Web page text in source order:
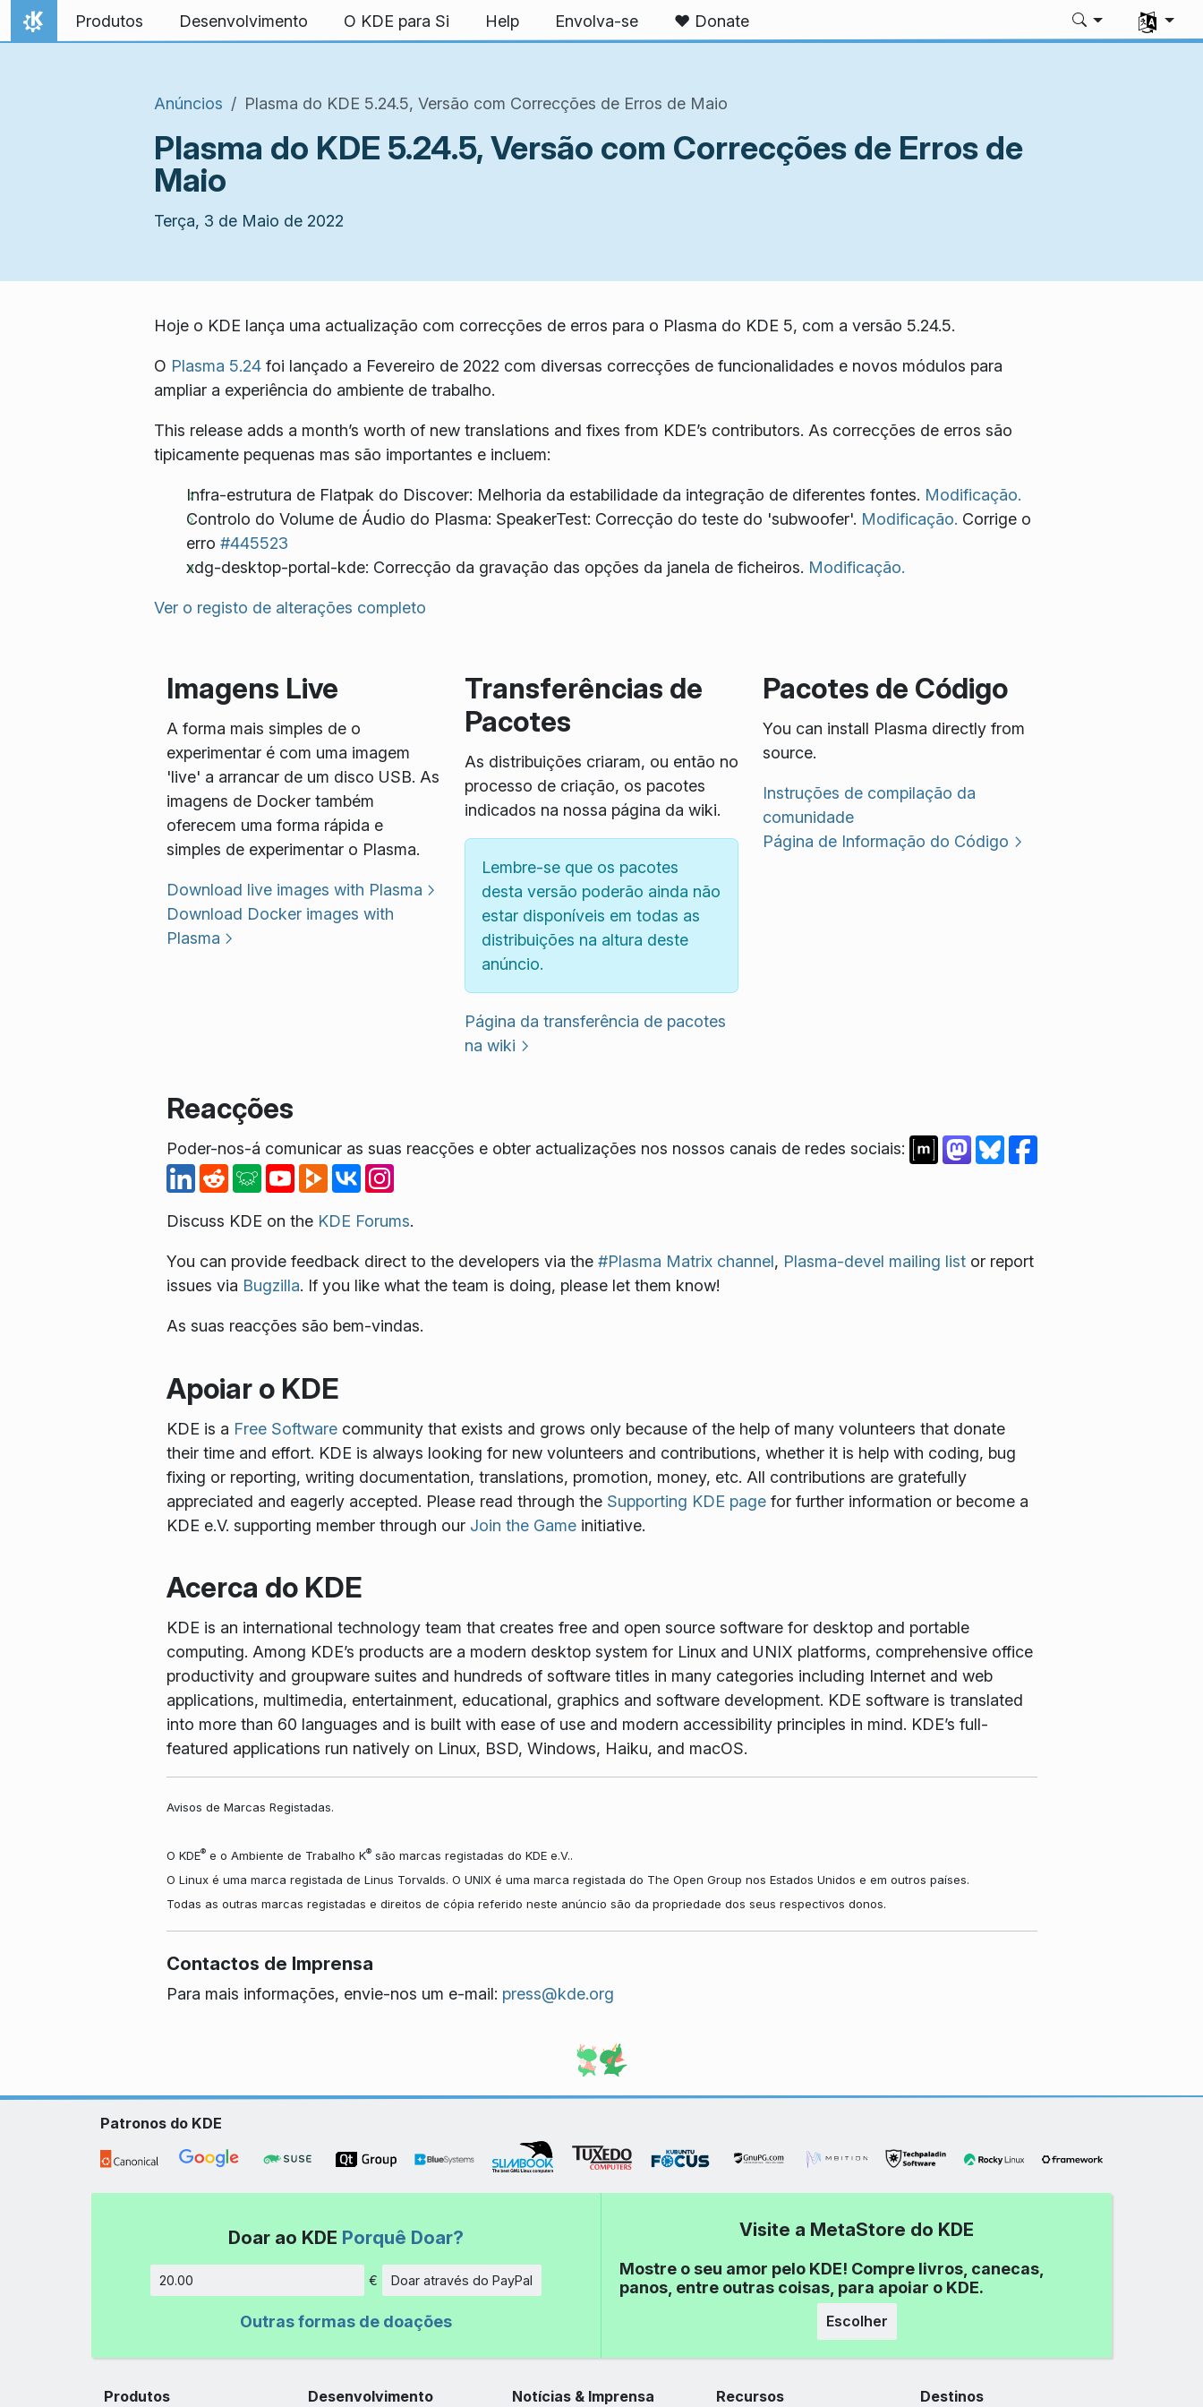
Ir para o conteúdo
Início
Produtos Desenvolvimento O KDE para Si Help Envolva-se ❤️ Donate
Anúncios Plasma do KDE 5.24.5, Versão com Correcções de Erros de Maio
Plasma do KDE 5.24.5, Versão com Correcções de Erros de
Maio
Terça, 3 de Maio de 2022
Hoje o KDE lança uma actualização com correcções de erros para o Plasma do KDE 5, com a versão 5.24.5.
O Plasma 5.24 foi lançado a Fevereiro de 2022 com diversas correcções de funcionalidades e novos módulos para
ampliar a experiência do ambiente de trabalho.
This release adds a month’s worth of new translations and fixes from KDE’s contributors. As correcções de erros são
tipicamente pequenas mas são importantes e incluem:
Infra-estrutura de Flatpak do Discover: Melhoria da estabilidade da integração de diferentes fontes. Modificação.
Controlo do Volume de Áudio do Plasma: SpeakerTest: Correcção do teste do 'subwoofer'. Modificação. Corrige o
erro #445523
xdg-desktop-portal-kde: Correcção da gravação das opções da janela de ficheiros. Modificação.
Ver o registo de alterações completo
Imagens Live
A forma mais simples de o
experimentar é com uma imagem
'live' a arrancar de um disco USB. As
imagens de Docker também
oferecem uma forma rápida e
simples de experimentar o Plasma.
Download live images with Plasma
Download Docker images with
Plasma
Transferências de
Pacotes
As distribuições criaram, ou então no
processo de criação, os pacotes
indicados na nossa página da wiki.
Lembre-se que os pacotes
desta versão poderão ainda não
estar disponíveis em todas as
distribuições na altura deste
anúncio.
Página da transferência de pacotes
na wiki
Pacotes de Código
You can install Plasma directly from
source.
Instruções de compilação da
comunidade
Página de Informação do Código
Reacções
Poder-nos-á comunicar as suas reacções e obter actualizações nos nossos canais de redes sociais:
Discuss KDE on the KDE Forums.
You can provide feedback direct to the developers via the #Plasma Matrix channel, Plasma-devel mailing listor report
issues via Bugzilla. If you like what the team is doing, please let them know!
As suas reacções são bem-vindas.
Apoiar o KDE
KDE is a Free Softwarecommunity that exists and grows only because of the help of many volunteers that donate
their time and effort. KDE is always looking for new volunteers and contributions, whether it is help with coding, bug
fixing or reporting, writing documentation, translations, promotion, money, etc. All contributions are gratefully
appreciated and eagerly accepted. Please read through the Supporting KDE pagefor further information or become a
KDE e.V. supporting member through our Join the Gameinitiative.
Acerca do KDE
KDE is an international technology team that creates free and open source software for desktop and portable
computing. Among KDE’s products are a modern desktop system for Linux and UNIX platforms, comprehensive office
productivity and groupware suites and hundreds of software titles in many categories including Internet and web
applications, multimedia, entertainment, educational, graphics and software development. KDE software is translated
into more than 60 languages and is built with ease of use and modern accessibility principles in mind. KDE’s full-
featured applications run natively on Linux, BSD, Windows, Haiku, and macOS.
Avisos de Marcas Registadas.
O KDE®e o Ambiente de Trabalho K®são marcas registadas do KDE e.V..
O Linux é uma marca registada de Linus Torvalds. O UNIX é uma marca registada do The Open Group nos Estados Unidos e em outros países.
Todas as outras marcas registadas e direitos de cópia referido neste anúncio são da propriedade dos seus respectivos donos.
Contactos de Imprensa
Para mais informações, envie-nos um e-mail: press@kde.org
Patronos do KDE
Doar ao KDE Porquê Doar?
Montante
€ Doar através do PayPal
Outras formas de doações
Visite a MetaStore do KDE
Mostre o seu amor pelo KDE! Compre livros, canecas,
panos, entre outras coisas, para apoiar o KDE.
Escolher
Produtos Desenvolvimento Notícias & Imprensa Recursos Destinos